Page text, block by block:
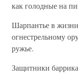
как голодные на
Шарпантье в
огнестрельному
ружье.
Защитники